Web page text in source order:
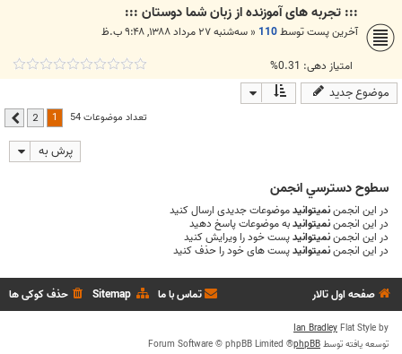
::: تجربه های آموزنده از زبان شما دوستان :::
آخرین پست توسط110
« سه‌شنبه ۲۷ مرداد ۱۳۸۸, ۹:۴۸ ب.ظ
امتیاز دهی: 0.31%
موضوع جدید
تعداد موضوعات 54 2 بعدی
پرش به
سطوح دسترسي انجمن
در این انجمننمیتوانیدموضوعات جدیدی ارسال کنید
در این انجمننمیتوانیدبه موضوعات پاسخ دهید
در این انجمننمیتوانیدپست خود را ویرایش کنید
در این انجمننمیتوانیدپست های خود را حذف کنید
صفحه اول تالار حذف کوکی ها Sitemap تماس با ما
Flat Style by
Ian Bradley
توسعه یافته توسطphpBB
® Forum Software © phpBB Limited